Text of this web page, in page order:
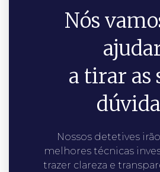
Nós
a tirar as
Nossos detetives
melhores técnicas
trazer clareza e